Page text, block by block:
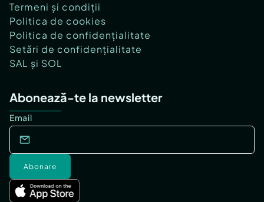
Termeni și condiții
Politica de cookies
Politica de confidențialitate
Setări de confidențialitate
SAL și SOL
Abonează-te la newsletter
Email
Abonare